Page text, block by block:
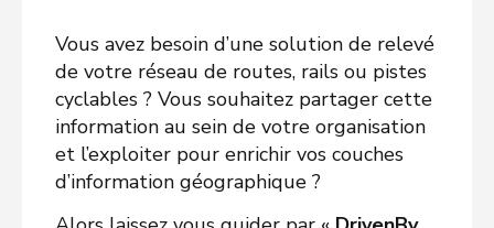
Vous avez besoin d’une solution de relevé
de votre réseau de routes, rails ou pistes
cyclables ? Vous souhaitez partager cette
information au sein de votre organisation
et l’exploiter pour enrichir vos couches
d’information géographique ?